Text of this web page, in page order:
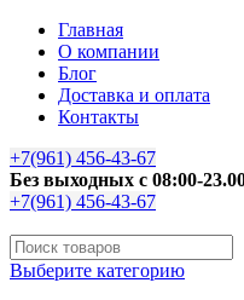
Главная
О компании
Блог
Доставка и оплата
Контакты
+7(961) 456-43-67
Без выходных с 08:00-
+7(961) 456-43-67
Выберите категорию